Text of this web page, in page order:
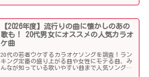
っ盛りの10代男子・女子にオススメの人気カラオ
【2026年度】流行りの曲に懐かしのあの
歌も！ 20代男女にオススメの人気カラオ
ケ曲
20代の若者ウケするカラオケソングを調査！ラン
キング定番の盛り上がる曲や女性にモテる曲、み
んなが知っている歌いやすい曲まで人気ソングが